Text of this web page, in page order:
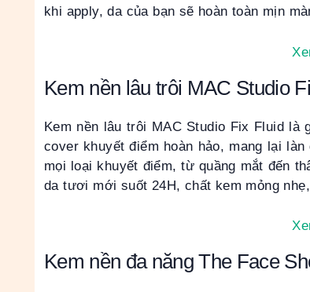
khi apply, da của bạn sẽ hoàn toàn mịn
Kem nền lâu trôi MAC Studio
Kem nền lâu trôi MAC Studio Fix Fluid là
cover khuyết điểm hoàn hảo, mang lại
mọi loại khuyết điểm, từ quầng mắt đến
da tươi mới suốt 24H, chất kem mỏng
Kem nền đa năng The Face